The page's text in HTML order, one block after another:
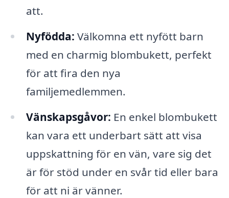
att.
Nyfödda: Välkomna ett nyfött barn
med en charmig blombukett, perfekt
för att fira den nya
familjemedlemmen.
Vänskapsgåvor: En enkel blombukett
kan vara ett underbart sätt att visa
uppskattning för en vän, vare sig det
är för stöd under en svår tid eller bara
för att ni är vänner.